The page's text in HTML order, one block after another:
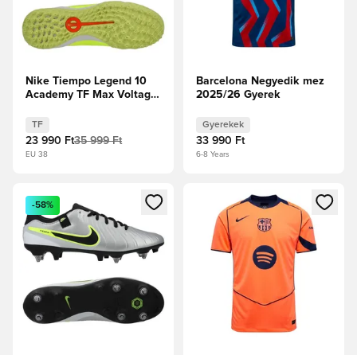
Nike Tiempo Legend 10
Academy TF Max Voltage
TF
23 990 Ft35 999 Ft
EU 38
Barcelona Negyedik mez
2025/26 Gyerek
Gyerekek
33 990 Ft
6-8 Years
Megnyit egy modált a bejelentkezéshez vagy a tagként
-58%
Megnyit egy modált a